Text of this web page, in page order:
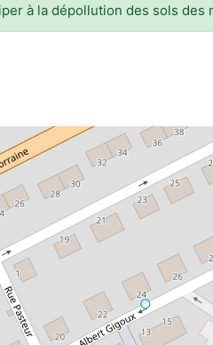
à la dépollution des sols des